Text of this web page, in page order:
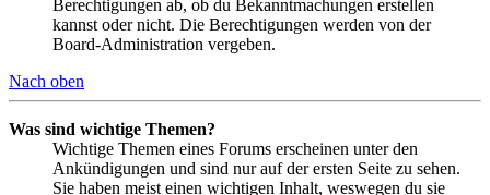
Berechtigungen ab, ob du Bekanntmachungen erstellen
kannst oder nicht. Die Berechtigungen werden von der
Board-Administration vergeben.
Nach oben
Was sind wichtige Themen?
Wichtige Themen eines Forums erscheinen unter den
Ankündigungen und sind nur auf der ersten Seite zu sehen.
Sie haben meist einen wichtigen Inhalt, weswegen du sie